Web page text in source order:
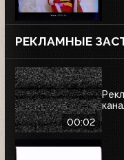
РЕКЛАМНЫЕ
00:02